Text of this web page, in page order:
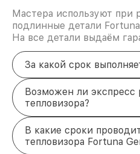
Мастера используют при
подлинные детали
На все детали выдаём
За какой срок
Возможен ли экспресс
тепловизора?
В какие сроки
тепловизора Fortuna